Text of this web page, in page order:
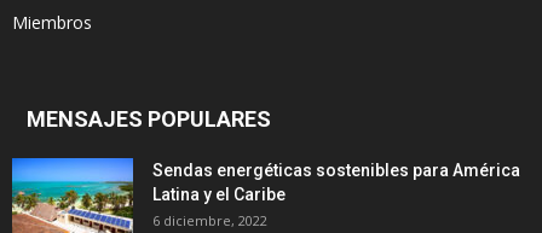
Miembros
MENSAJES POPULARES
Sendas energéticas sostenibles para América
Latina y el Caribe
6 diciembre, 2022